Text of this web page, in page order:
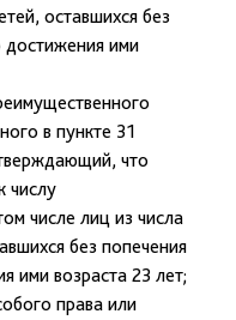
оставшихся без
достижения ими
в пункте 31
что
числу
числе лиц из числа
без попечения
ими возраста 23 лет;
права или